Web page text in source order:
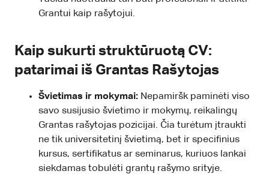
Grantui kaip rašytojui.
Kaip sukurti struktūruotą CV:
patarimai iš Grantas Rašytojas
Švietimas ir mokymai: Nepamiršk paminėti viso
savo susijusio švietimo ir mokymų, reikalingų
Grantas rašytojas pozicijai. Čia turėtum įtraukti
ne tik universitetinį švietimą, bet ir specifinius
kursus, sertifikatus ar seminarus, kuriuos lankai
siekdamas tobulėti grantų rašymo srityje.